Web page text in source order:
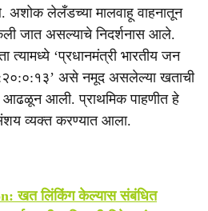
लेलँडच्या मालवाहू वाहनातून
जात असल्याचे निदर्शनास आले.
त्यामध्ये ‘प्रधानमंत्री भारतीय जन
असे नमूद असलेल्या खताची
आढळून आली. प्राथमिक पाहणीत हे
व्यक्त करण्यात आला.
खत लिंकिंग केल्यास संबंधित